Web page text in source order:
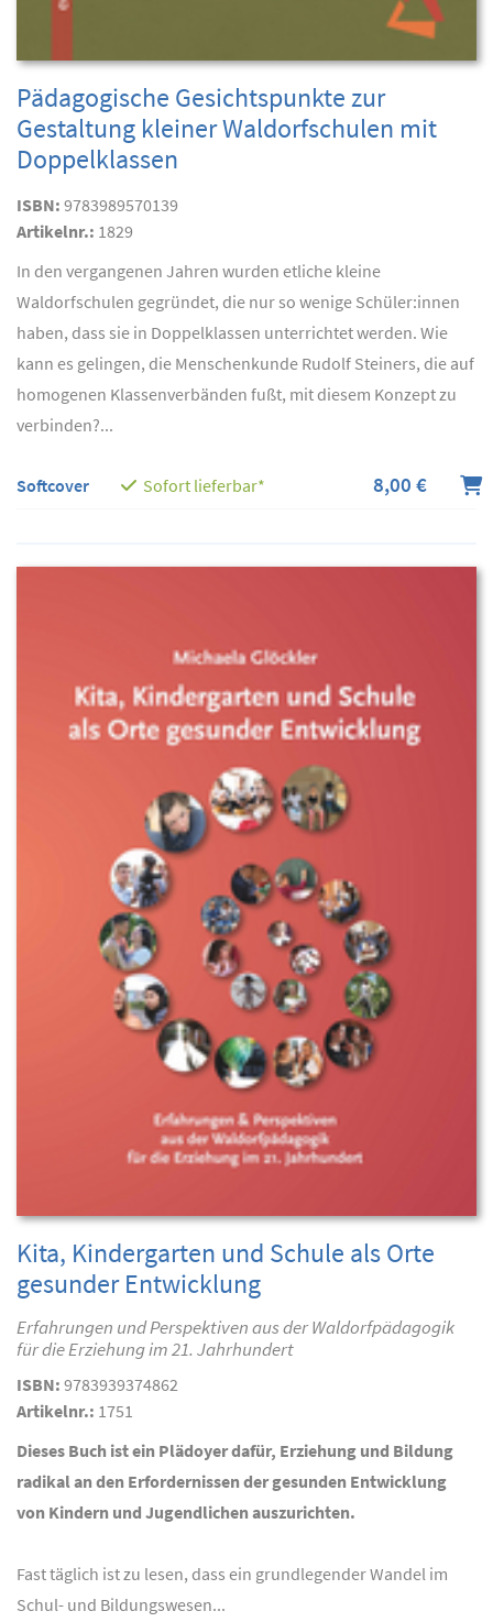
Pädagogische Gesichtspunkte zur
Gestaltung kleiner Waldorfschulen mit
Doppelklassen
ISBN: 9783989570139
Artikelnr.: 1829
In den vergangenen Jahren wurden etliche kleine
Waldorfschulen gegründet, die nur so wenige Schüler:innen
haben, dass sie in Doppelklassen unterrichtet werden. Wie
kann es gelingen, die Menschenkunde Rudolf Steiners, die auf
homogenen Klassenverbänden fußt, mit diesem Konzept zu
verbinden?...
Softcover Sofort lieferbar* 8,00 €
Kita, Kindergarten und Schule als Orte
gesunder Entwicklung
Erfahrungen und Perspektiven aus der Waldorfpädagogik
für die Erziehung im 21. Jahrhundert
ISBN: 9783939374862
Artikelnr.: 1751
Dieses Buch ist ein Plädoyer dafür, Erziehung und Bildung
radikal an den Erfordernissen der gesunden Entwicklung
von Kindern und Jugendlichen auszurichten.
Fast täglich ist zu lesen, dass ein grundlegender Wandel im
Schul- und Bildungswesen...